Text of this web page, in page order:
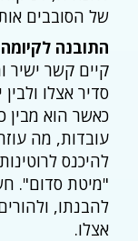
של הסובבים
התובנה
קיים קשר ישיר
סדיר אצלו
כאשר הוא מבין
עובדות, מה
להיכנס
"מיטת סדום".
להבנתו,
אצלו.